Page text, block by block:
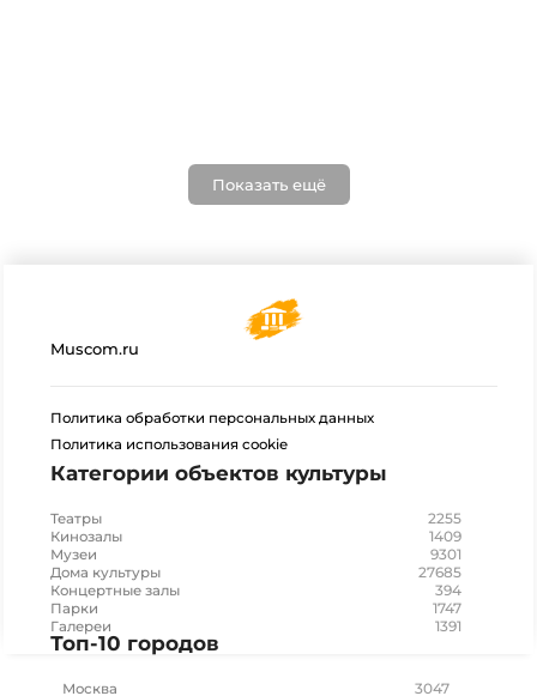
Показать ещё
Muscom.ru
Политика обработки персональных данных
Политика использования cookie
Категории объектов культуры
Театры 2255
Кинозалы 1409
Музеи 9301
Дома культуры 27685
Концертные залы 394
Парки 1747
Галереи 1391
Топ-10 городов
Москва 3047